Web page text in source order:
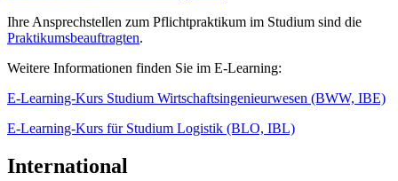
Ihre Ansprechstellen zum Pflichtpraktikum im Studium sind die
Praktikumsbeauftragten.
Weitere Informationen finden Sie im E-Learning:
E-Learning-Kurs Studium Wirtschaftsingenieurwesen (BWW, IBE)
E-Learning-Kurs für Studium Logistik (BLO, IBL)
International